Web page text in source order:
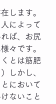
します。
によって
ば、お尻
々です。
とは筋肥
しかし、
において
ないこと